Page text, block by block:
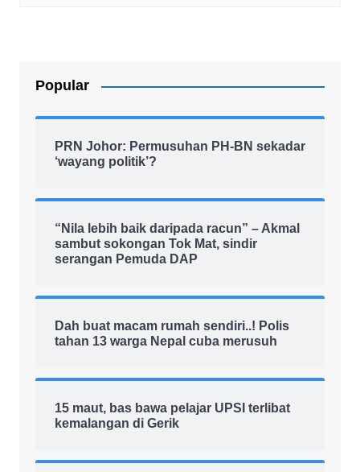
Popular
PRN Johor: Permusuhan PH-BN sekadar
‘wayang politik’?
“Nila lebih baik daripada racun” – Akmal
sambut sokongan Tok Mat, sindir
serangan Pemuda DAP
Dah buat macam rumah sendiri..! Polis
tahan 13 warga Nepal cuba merusuh
15 maut, bas bawa pelajar UPSI terlibat
kemalangan di Gerik